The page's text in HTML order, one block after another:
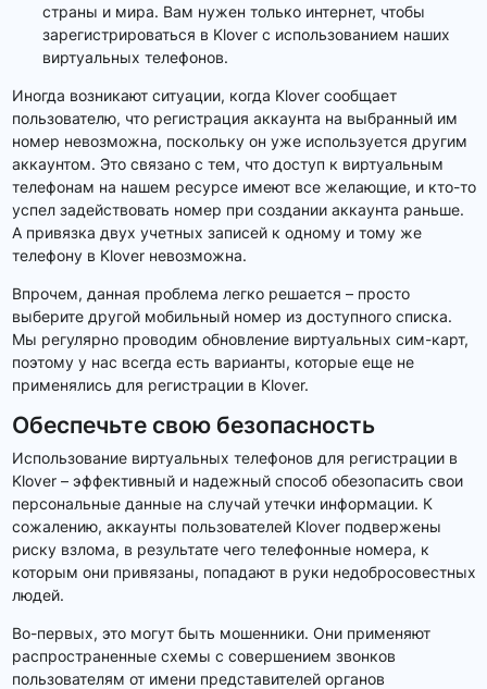
страны и мира. Вам нужен только интернет, чтобы
зарегистрироваться в Klover с использованием наших
виртуальных телефонов.
Иногда возникают ситуации, когда Klover сообщает
пользователю, что регистрация аккаунта на выбранный им
номер невозможна, поскольку он уже используется другим
аккаунтом. Это связано с тем, что доступ к виртуальным
телефонам на нашем ресурсе имеют все желающие, и кто-то
успел задействовать номер при создании аккаунта раньше.
А привязка двух учетных записей к одному и тому же
телефону в Klover невозможна.
Впрочем, данная проблема легко решается – просто
выберите другой мобильный номер из доступного списка.
Мы регулярно проводим обновление виртуальных сим-карт,
поэтому у нас всегда есть варианты, которые еще не
применялись для регистрации в Klover.
Обеспечьте свою безопасность
Использование виртуальных телефонов для регистрации в
Klover – эффективный и надежный способ обезопасить свои
персональные данные на случай утечки информации. К
сожалению, аккаунты пользователей Klover подвержены
риску взлома, в результате чего телефонные номера, к
которым они привязаны, попадают в руки недобросовестных
людей.
Во-первых, это могут быть мошенники. Они применяют
распространенные схемы с совершением звонков
пользователям от имени представителей органов